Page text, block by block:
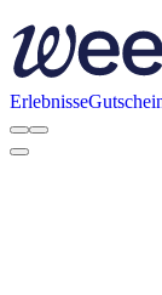
Erlebnisse